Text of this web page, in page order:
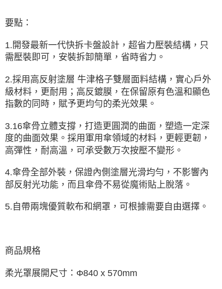
要點：
1.開發最新一代快拆卡盤設計，超省力壓裝結構，只
需壓裝即可，安裝拆卸簡單，省時省力。
2.採用高反射塗層 牛津格子雙層面料結構，實心戶外
級材料，更耐用；高反鍍膜，在保留原有色溫和顯色
指數的同時，賦予更均勻的柔光效果。
3.16傘骨立體支撐，打造更圓潤的曲面，塑造一定深
度的曲面效果。採用軍用傘領域的材料，更輕更韌，
高彈性，耐高溫，可承受數万次按壓不變形。
4.傘骨全部外裝，保證內側塗層光滑均勻，不影響內
部反射光功能，而且傘骨不易從魔術貼上脫落。
5.自帶兩塊優質軟布和網罩，可根據需要自由選擇。
商品規格
柔光罩展開尺寸：Φ840 x 570mm